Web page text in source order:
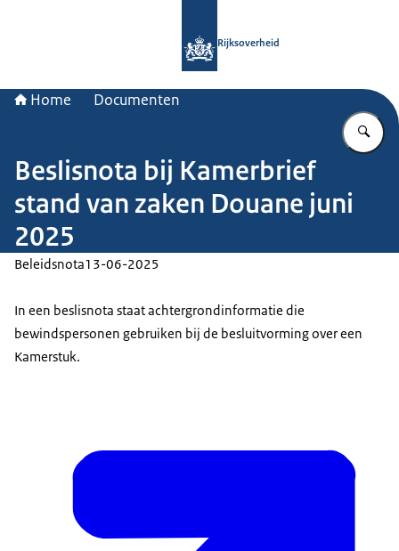
Rijksoverheid
Home Documenten
Beslisnota bij Kamerbrief
stand van zaken Douane juni
2025
Beleidsnota13-06-2025
In een beslisnota staat achtergrondinformatie die
bewindspersonen gebruiken bij de besluitvorming over een
Kamerstuk.